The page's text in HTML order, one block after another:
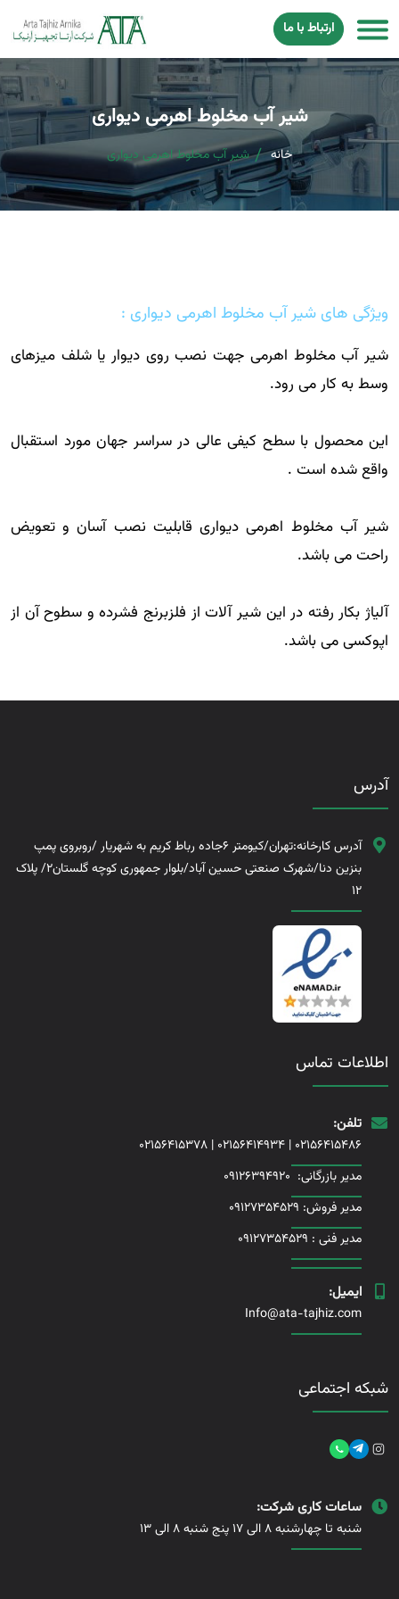
ارتباط با ما
شیر آب مخلوط اهرمی دیواری
خانه شیر آب مخلوط اهرمی دیواری
ویژگی های شیر آب مخلوط اهرمی دیواری :
شیر آب مخلوط اهرمی جهت نصب روی دیوار یا شلف میزهای
وسط به کار می رود.
این محصول با سطح کیفی عالی در سراسر جهان مورد استقبال
واقع شده است .
شیر آب مخلوط اهرمی دیواری قابلیت نصب آسان و تعویض
راحت می باشد.
آلیاژ بکار رفته در این شیر آلات از فلزبرنج فشرده و سطوح آن از
اپوکسی می باشد.
آدرس
آدرس کارخانه:تهران/کیومتر 6جاده رباط کریم به شهریار /روبروی پمپ
بنزین دنا/شهرک صنعتی حسین آباد/بلوار جمهوری کوچه گلستان2/ پلاک
12
اطلاعات تماس
تلفن:
02156415486
|
02156414934
|
02156415378
مدیر بازرگانی: 09126394920
مدیر فروش: 09127354529
مدیر فنی : 09127354529
ایمیل:
Info@ata-tajhiz.com
شبکه اجتماعی
ساعات کاری شرکت:
شنبه تا چهارشنبه 8 الی 17 پنج شنبه 8 الی 13